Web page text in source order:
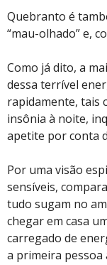
Quebranto é
“mau-olhado” e,
Como já dito, a
dessa terrível
rapidamente, tais
insônia à noite,
apetite por conta
Por uma visão
sensíveis,
tudo sugam no
chegar em casa
carregado de
a primeira pessoa